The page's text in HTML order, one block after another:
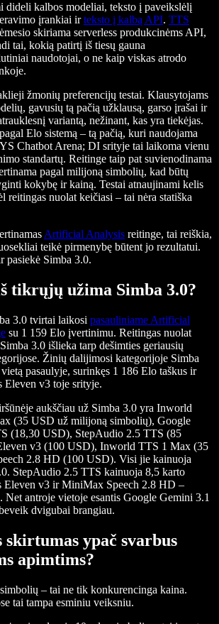
dideli kalbos modeliai, teksto į paveikslėlį
įrankiai irteksto į kalbą API. TTS
skiriama serverless produkcinėms API,
tai, kokią patirtį iš tiesų gauna
naudotojai, o ne kaip viskas atrodo
žmonių preferencijų testai. Klausytojams
gavusių tą pačią užklausą, garso įrašai ir
variantą, nežinant, kas yra tiekėjas.
Elo sistemą – tą pačią, kuri naudojama
Chatbot Arena; DI srityje tai laikoma vienu
standartų. Reitinge taip pat suvienodinama
pagal milijoną simbolių, kad būtų
kokybę ir kainą. Testai atnaujinami kelis
reitingas nuolat keičiasi – tai nėra statiška
Artificial Analysis reitinge, tai reiškia,
teikė pirmenybę būtent jo rezultatui.
pasiekė Simba 3.0.
tikrųjų užima Simba 3.0?
3.0 tvirtai laikosi pasauliniame Artificial
su 1 159 Elo įvertinimu. Reitingas nuolat
3.0 išlieka tarp dešimties geriausių
Žinių dalijimosi kategorijoje Simba
pasaulyje, surinkęs 1 186 Elo taškus ir
Eleven v3 toje srityje.
aukščiau už Simba 3.0 yra Inworld
(35 USD už milijoną simbolių), Google
(18,30 USD), StepAudio 2.5 TTS (85
v3 (100 USD), Inworld TTS 1 Max (35
2.8 HD (100 USD). Visi jie kainuoja
StepAudio 2.5 TTS kainuoja 8,5 karto
Eleven v3 ir MiniMax Speech 2.8 HD –
Net antroje vietoje esantis Google Gemini 3.1
dvigubai brangiau.
skirtumas ypač svarbus
apimtims?
– tai ne tik konkurencinga kaina.
tai tampa esminiu veiksniu.